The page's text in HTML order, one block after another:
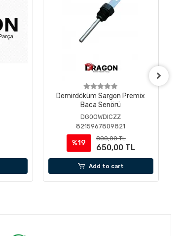
Demirdöküm Sargon Premix
Baca Senörü
DG0OWDICZZ
8215967809821
%19
800,00 TL
650,00 TL
Add to cart